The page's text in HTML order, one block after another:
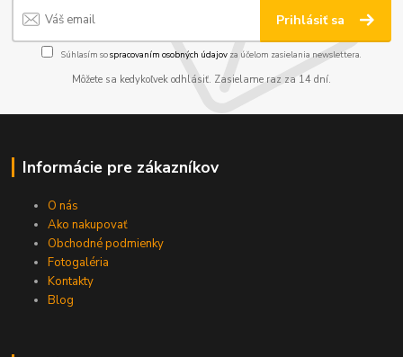
Prihlásiť sa
Súhlasím sospracovaním osobných údajov za účelom zasielania newslettera.
Môžete sa kedykoľvek odhlásiť. Zasielame raz za 14 dní.
Informácie pre zákazníkov
O nás
Ako nakupovať
Obchodné podmienky
Fotogaléria
Kontakty
Blog